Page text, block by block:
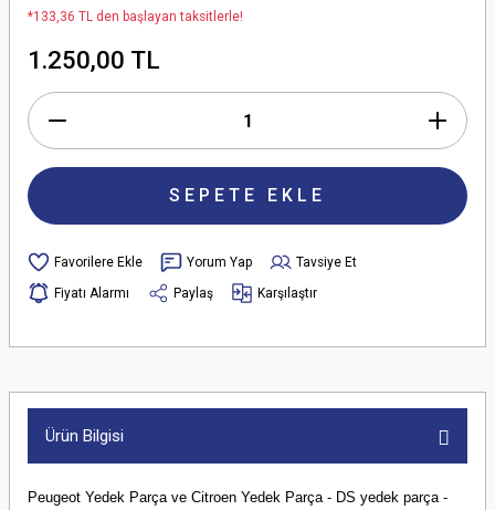
*133,36 TL den başlayan taksitlerle!
1.250,00 TL
SEPETE EKLE
Yorum Yap
Tavsiye Et
Fiyatı Alarmı
Paylaş Karşılaştır
Ürün Bilgisi
Peugeot Yedek Parça ve Citroen Yedek Parça - DS yedek parça -